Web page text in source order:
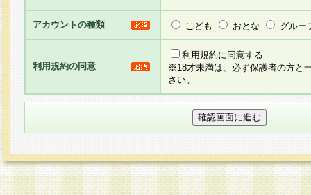
員に対して本サービスの依頼を行うこともあり、
た全ての会員に対して本サービスの依頼をすると
りま す。
3.当社は、会員の事前の承諾を得ることなく、当
方 法・手段にて、本規約を任意に制定、変更ま
きるものとします。改定後の本規約等は、本規約
に掲示したときに、その 他の諸規定については
てその効力を生じるものとします。
4.本規約は、会員登録希望者による会員登録手続
アカウントの種類 こども おとな グルー
利用規約の同意
利用規約に同意する
※18才未満は、必ず保護者の方と
さい。